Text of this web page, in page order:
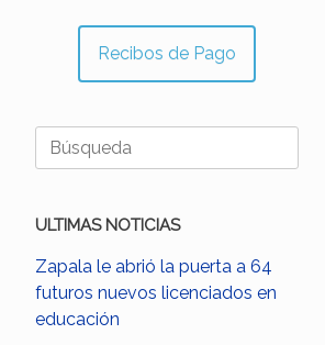
Recibos de Pago
Buscar:
ULTIMAS NOTICIAS
Zapala le abrió la puerta a 64
futuros nuevos licenciados en
educación